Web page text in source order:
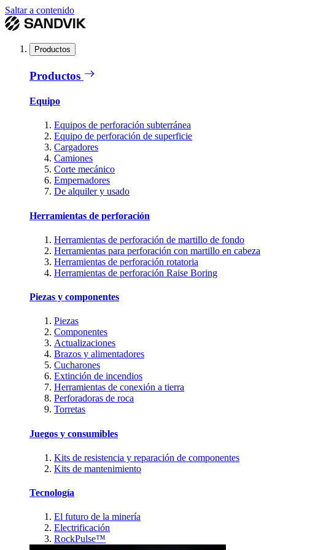
Saltar a contenido
Productos
Productos
Equipo
Equipos de perforación subterránea
Equipo de perforación de superficie
Cargadores
Camiones
Corte mecánico
Empernadores
De alquiler y usado
Herramientas de perforación
Herramientas de perforación de martillo de fondo
Herramientas para perforación con martillo en cabeza
Herramientas de perforación rotatoria
Herramientas de perforación Raise Boring
Piezas y componentes
Piezas
Componentes
Actualizaciones
Brazos y alimentadores
Cucharones
Extinción de incendios
Herramientas de conexión a tierra
Perforadoras de roca
Torretas
Juegos y consumibles
Kits de resistencia y reparación de componentes
Kits de mantenimiento
Tecnología
El futuro de la minería
Electrificación
RockPulse™